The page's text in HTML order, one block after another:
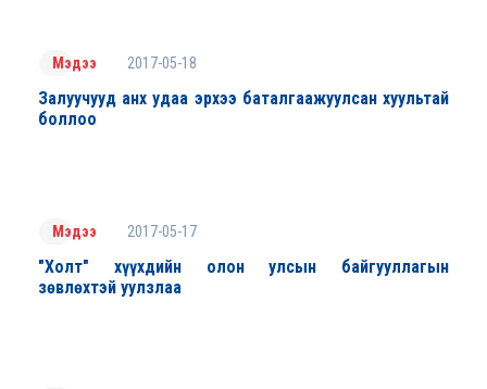
Мэдээ 2017-05-18
Залуучууд анх удаа эрхээ баталгаажуулсан хуультай
боллоо
Мэдээ 2017-05-17
"Холт" хүүхдийн олон улсын байгууллагын
зөвлөхтэй уулзлаа